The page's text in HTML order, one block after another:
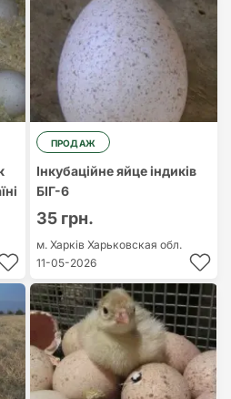
ПРОДАЖ
Інкубаційне яйце індиків
БІГ-6
35 грн.
м. Харків Харьковская обл.
11-05-2026